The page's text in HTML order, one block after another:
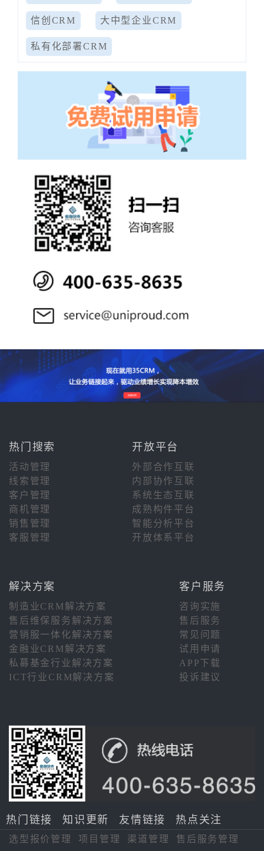
信创CRM 大中型企业CRM
私有化部署CRM
热门搜索 开放平台
活动管理
外部合作互联
线索管理
内部协作互联
客户管理
系统生态互联
商机管理
成熟构件平台
销售管理
智能分析平台
客服管理
开放体系平台
解决方案 客户服务
制造业CRM解决方案
咨询实施
售后维保服务解决方案
售后服务
营销服一体化解决方案
常见问题
金融业CRM解决方案
试用申请
私募基金行业解决方案
APP下载
ICT行业CRM解决方案
投诉建议
热门链接 知识更新 友情链接 热点关注
选型报价管理 项目管理 渠道管理 售后服务管理